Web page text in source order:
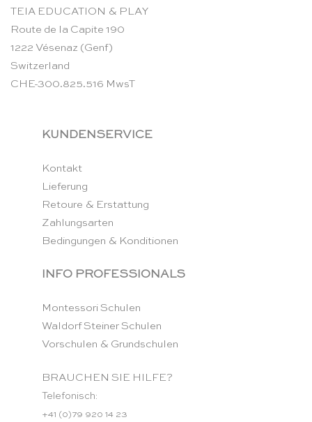
TEIA EDUCATION & PLAY
Route de la Capite 190
1222 Vésenaz (Genf)
Switzerland
CHE-300.825.516 MwsT
KUNDENSERVICE
Kontakt
Lieferung
Retoure & Erstattung
Zahlungsarten
Bedingungen & Konditionen
INFO PROFESSIONALS
Montessori Schulen
Waldorf Steiner Schulen
Vorschulen & Grundschulen
BRAUCHEN SIE HILFE?
Telefonisch:
+41 (0)79 920 14 23